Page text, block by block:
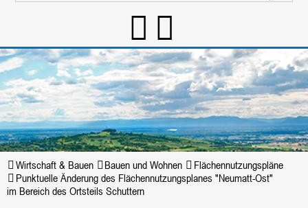
Wirtschaft & Bauen Bauen und Wohnen
Flächennutzungspläne
Punktuelle Änderung des Flächennutzungsplanes "Neumatt-Ost"
im Bereich des Ortsteils Schuttern